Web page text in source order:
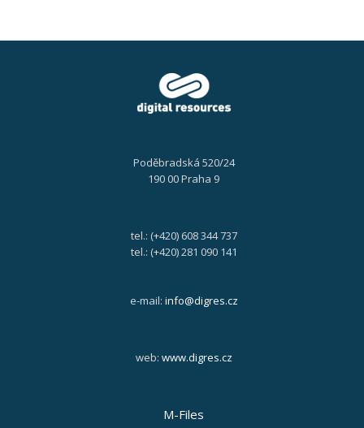
Poděbradská 520/24
190 00 Praha 9
tel.: (+420) 608 344 737
tel.: (+420) 281 090 141
e-mail: info@digres.cz
web: www.digres.cz
M-Files